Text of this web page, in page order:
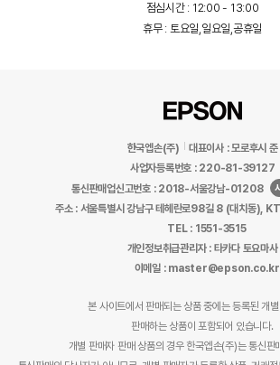
점심시간 : 12:00 - 13:00
휴무 : 토요일,일요일,공휴일
한국엡손(주)
대표이사 : 모로후시 준
사업자등록번호 : 220-81-39127
통신판매업신고번호 : 2018-서울강남-01208
주소 : 서울특별시 강남구 테헤란로98길 8 (대치동),
TEL : 1551-3515
개인정보취급관리자 : 타카다 토요마사
이메일 : master@epson.co.kr
본 사이트에서 판매되는 상품 중에는 등록된 개
판매하는 상품이 포함되어 있습니다.
개별 판매자 판매 상품의 경우 한국엡손(주)는 통신판